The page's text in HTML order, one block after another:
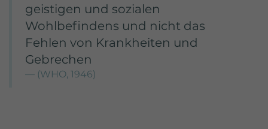
geistigen und sozialen
Wohlbefindens und nicht das
Fehlen von Krankheiten und
Gebrechen
(WHO, 1946)